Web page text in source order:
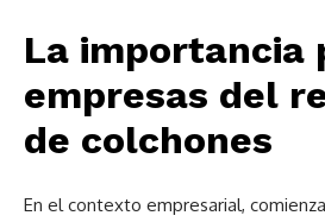
La importancia
empresas del
de colchones
En el contexto empresarial,